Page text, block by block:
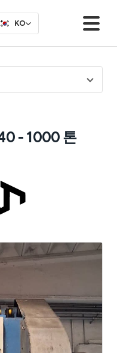
- 1000 톤